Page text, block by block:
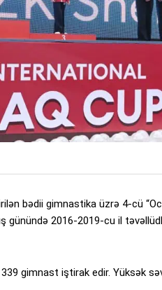
bədii gimnastika üzrə 4-cü
günündə 2016-2019-cu il
gimnast iştirak edir. Yüksək